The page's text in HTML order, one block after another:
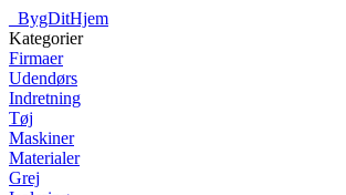
BygDitHjem
Kategorier
Firmaer
Udendørs
Indretning
Tøj
Maskiner
Materialer
Grej